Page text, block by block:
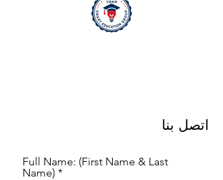
اتصل بنا
Full Name: (First Name & Last
Name)